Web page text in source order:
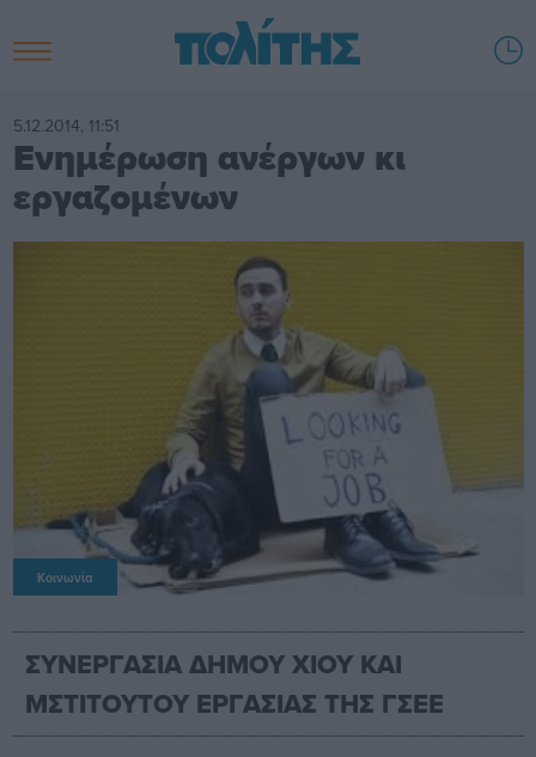
5.12.2014, 11:51
Ενημέρωση ανέργων κι
εργαζομένων
Κοινωνία
ΣΥΝΕΡΓΑΣΙΑ ΔΗΜΟΥ ΧΙΟΥ ΚΑΙ
ΜΣΤΙΤΟΥΤΟΥ ΕΡΓΑΣΙΑΣ ΤΗΣ ΓΣΕΕ